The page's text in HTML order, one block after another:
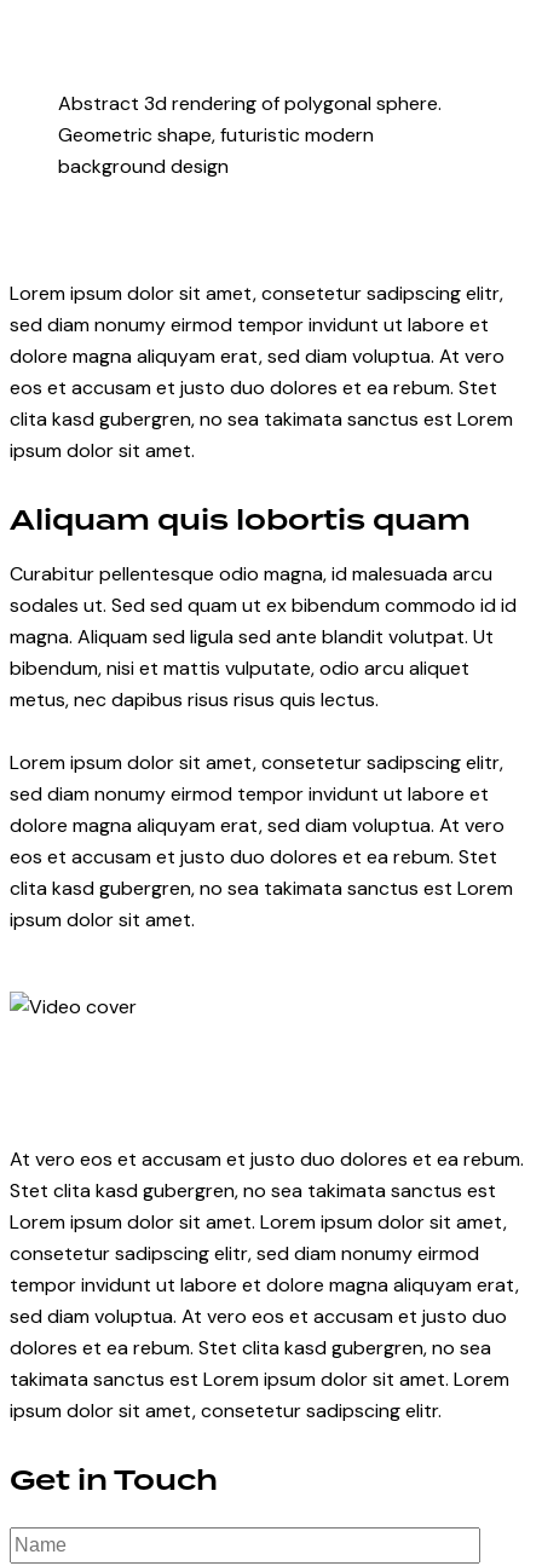
Abstract 3d rendering of polygonal sphere.
Geometric shape, futuristic modern
background design
Lorem ipsum dolor sit amet, consetetur sadipscing elitr,
sed diam nonumy eirmod tempor invidunt ut labore et
dolore magna aliquyam erat, sed diam voluptua. At vero
eos et accusam et justo duo dolores et ea rebum. Stet
clita kasd gubergren, no sea takimata sanctus est Lorem
ipsum dolor sit amet.
Aliquam quis lobortis quam
Curabitur pellentesque odio magna, id malesuada arcu
sodales ut. Sed sed quam ut ex bibendum commodo id id
magna. Aliquam sed ligula sed ante blandit volutpat. Ut
bibendum, nisi et mattis vulputate, odio arcu aliquet
metus, nec dapibus risus risus quis lectus.
Lorem ipsum dolor sit amet, consetetur sadipscing elitr,
sed diam nonumy eirmod tempor invidunt ut labore et
dolore magna aliquyam erat, sed diam voluptua. At vero
eos et accusam et justo duo dolores et ea rebum. Stet
clita kasd gubergren, no sea takimata sanctus est Lorem
ipsum dolor sit amet.
At vero eos et accusam et justo duo dolores et ea rebum.
Stet clita kasd gubergren, no sea takimata sanctus est
Lorem ipsum dolor sit amet. Lorem ipsum dolor sit amet,
consetetur sadipscing elitr, sed diam nonumy eirmod
tempor invidunt ut labore et dolore magna aliquyam erat,
sed diam voluptua. At vero eos et accusam et justo duo
dolores et ea rebum. Stet clita kasd gubergren, no sea
takimata sanctus est Lorem ipsum dolor sit amet. Lorem
ipsum dolor sit amet, consetetur sadipscing elitr.
Get in Touch